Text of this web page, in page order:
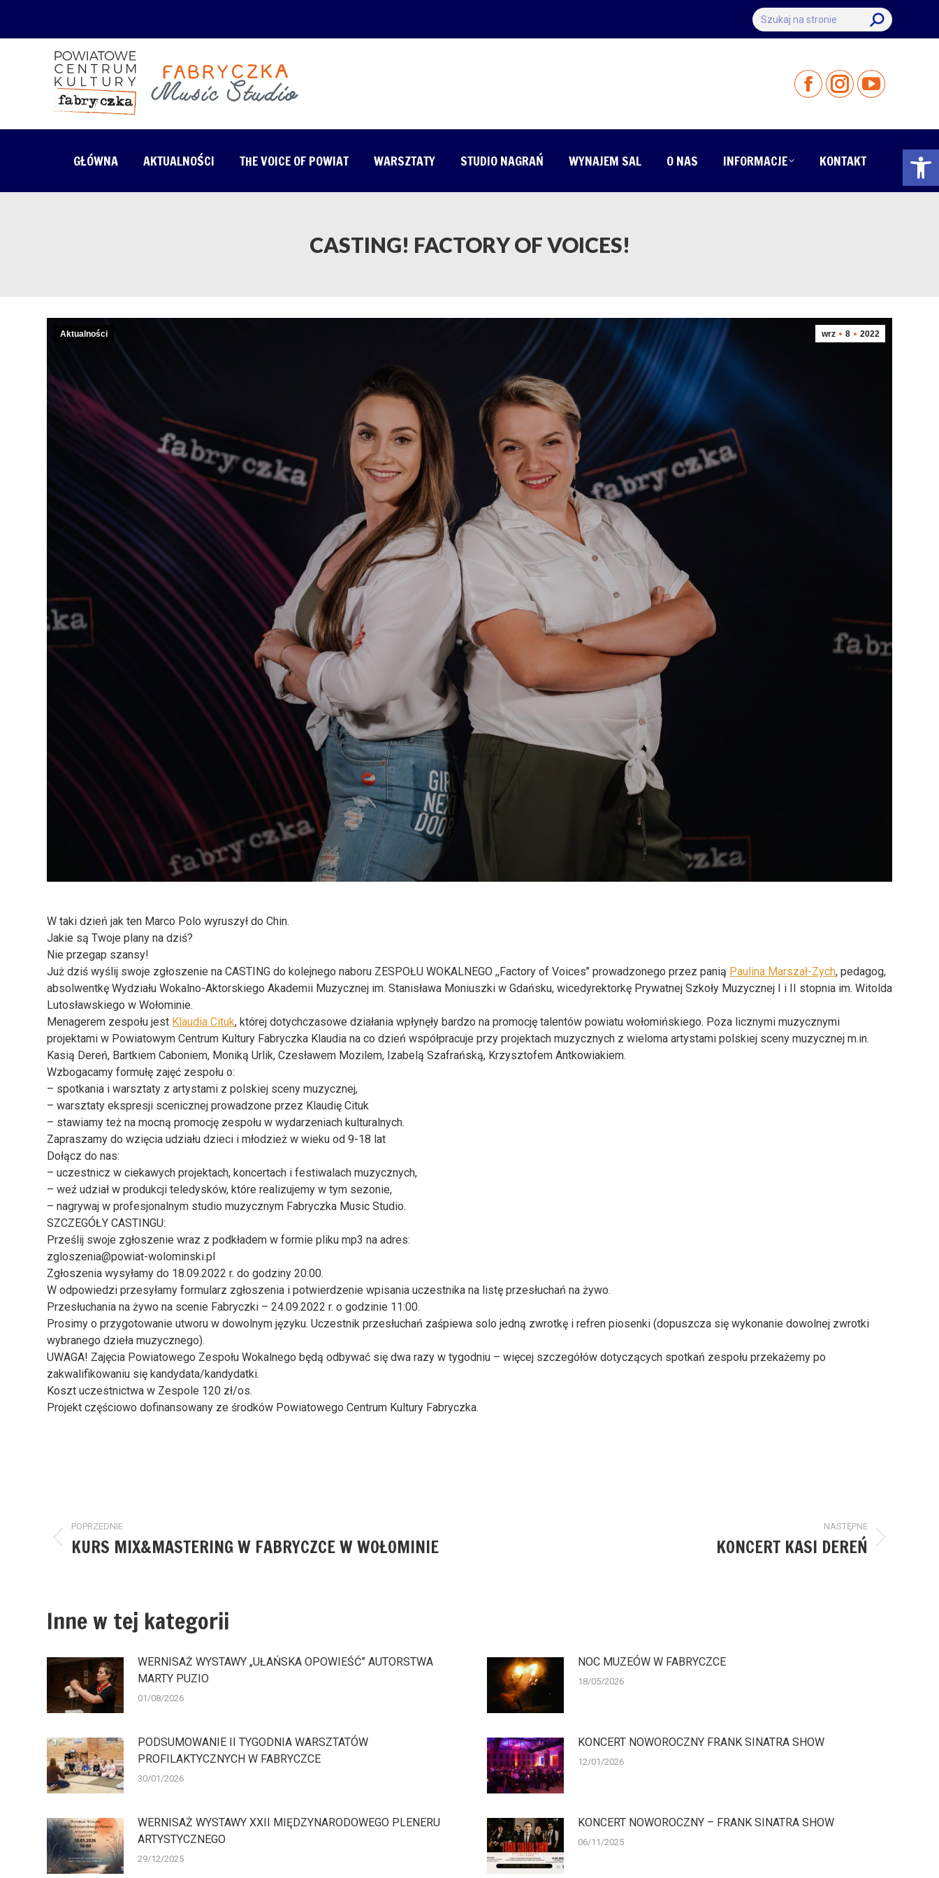
Szukaj:
GŁÓWNA AKTUALNOŚCI THE VOICE OF POWIAT WARSZTATY STUDIO NAGRAŃ WYNAJEM SAL O NAS INFORMACJE KONTAKT
CASTING! FACTORY OF VOICES!
wrz 8 2022
Aktualności
W taki dzień jak ten Marco Polo wyruszył do Chin.
Jakie są Twoje plany na dziś?
Nie przegap szansy!
Już dziś wyślij swoje zgłoszenie na CASTING do kolejnego naboru ZESPOŁU WOKALNEGO ,,Factory of Voices’’ prowadzonego przez panią Paulina Marszał-Zych, pedagog,
absolwentkę Wydziału Wokalno-Aktorskiego Akademii Muzycznej im. Stanisława Moniuszki w Gdańsku, wicedyrektorkę Prywatnej Szkoły Muzycznej I i II stopnia im. Witolda
Lutosławskiego w Wołominie.
Menagerem zespołu jest Klaudia Cituk, której dotychczasowe działania wpłynęły bardzo na promocję talentów powiatu wołomińskiego. Poza licznymi muzycznymi
projektami w Powiatowym Centrum Kultury Fabryczka Klaudia na co dzień współpracuje przy projektach muzycznych z wieloma artystami polskiej sceny muzycznej m.in.
Kasią Dereń, Bartkiem Caboniem, Moniką Urlik, Czesławem Mozilem, Izabelą Szafrańską, Krzysztofem Antkowiakiem.
Wzbogacamy formułę zajęć zespołu o:
– spotkania i warsztaty z artystami z polskiej sceny muzycznej,
– warsztaty ekspresji scenicznej prowadzone przez Klaudię Cituk
– stawiamy też na mocną promocję zespołu w wydarzeniach kulturalnych.
Zapraszamy do wzięcia udziału dzieci i młodzież w wieku od 9-18 lat
Dołącz do nas:
– uczestnicz w ciekawych projektach, koncertach i festiwalach muzycznych,
– weź udział w produkcji teledysków, które realizujemy w tym sezonie,
– nagrywaj w profesjonalnym studio muzycznym Fabryczka Music Studio.
SZCZEGÓŁY CASTINGU:
Prześlij swoje zgłoszenie wraz z podkładem w formie pliku mp3 na adres:
zgloszenia@powiat-wolominski.pl
Zgłoszenia wysyłamy do 18.09.2022 r. do godziny 20:00.
W odpowiedzi przesyłamy formularz zgłoszenia i potwierdzenie wpisania uczestnika na listę przesłuchań na żywo.
Przesłuchania na żywo na scenie Fabryczki – 24.09.2022 r. o godzinie 11:00.
Prosimy o przygotowanie utworu w dowolnym języku. Uczestnik przesłuchań zaśpiewa solo jedną zwrotkę i refren piosenki (dopuszcza się wykonanie dowolnej zwrotki
wybranego dzieła muzycznego).
UWAGA! Zajęcia Powiatowego Zespołu Wokalnego będą odbywać się dwa razy w tygodniu – więcej szczegółów dotyczących spotkań zespołu przekażemy po
zakwalifikowaniu się kandydata/kandydatki.
Koszt uczestnictwa w Zespole 120 zł/os.
Projekt częściowo dofinansowany ze środków Powiatowego Centrum Kultury Fabryczka.
wpisów
POPRZEDNIE
Poprzedni
KURS MIX&MASTERING W FABRYCZCE W WOŁOMINIE
NASTĘPNE
KONCERT KASI DEREŃ
Inne w tej kategorii
WERNISAŻ WYSTAWY „UŁAŃSKA OPOWIEŚĆ” AUTORSTWA
MARTY PUZIO
01/08/2026
NOC MUZEÓW W FABRYCZCE
18/05/2026
PODSUMOWANIE II TYGODNIA WARSZTATÓW
PROFILAKTYCZNYCH W FABRYCZCE
30/01/2026
KONCERT NOWOROCZNY FRANK SINATRA SHOW
12/01/2026
WERNISAŻ WYSTAWY XXII MIĘDZYNARODOWEGO PLENERU
ARTYSTYCZNEGO
29/12/2025
KONCERT NOWOROCZNY – FRANK SINATRA SHOW
06/11/2025